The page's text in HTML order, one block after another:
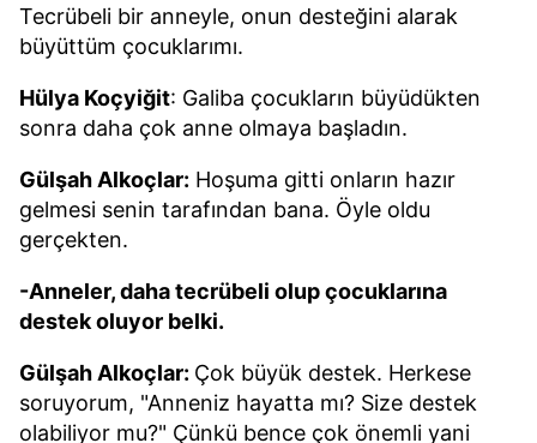
Tecrübeli bir anneyle, onun desteğini alarak
büyüttüm çocuklarımı.
Hülya Koçyiğit: Galiba çocukların büyüdükten
sonra daha çok anne olmaya başladın.
Gülşah Alkoçlar: Hoşuma gitti onların hazır
gelmesi senin tarafından bana. Öyle oldu
gerçekten.
-Anneler, daha tecrübeli olup çocuklarına
destek oluyor belki.
Gülşah Alkoçlar: Çok büyük destek. Herkese
soruyorum, "Anneniz hayatta mı? Size destek
olabiliyor mu?" Çünkü bence çok önemli yani